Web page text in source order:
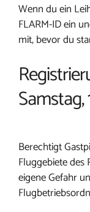
Wenn du ein
FLARM-ID ein
mit, bevor du
Samstag,
Berechtigt
Fluggebiete des
eigene Gefahr